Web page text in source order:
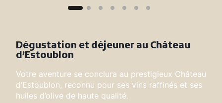
Dégustation et déjeuner au Château
d’Estoublon
Votre aventure se conclura au prestigieux Château
d’Estoublon, reconnu pour ses vins raffinés et ses
huiles d’olive de haute qualité.